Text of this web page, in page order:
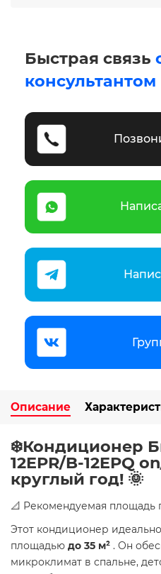
Быстрая связь
консультантом
Описание
❄️Кондиционер
12EPR/B-12EPQ
круглый год! 🌞
📐 Рекомендуемая
Этот кондиционер
площадью до 35 м² . Он
микроклимат в спальне,